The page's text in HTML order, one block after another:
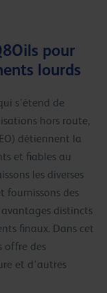
pour
lourds
s’étend de
hors route,
détiennent la
et fiables au
les diverses
fournissons des
distincts
finaux. Dans cet
offre des
et d’autres